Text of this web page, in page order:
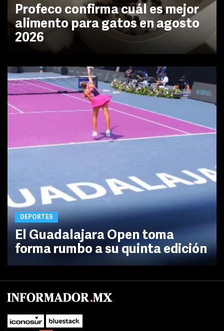
Profeco confirma cuál es mejor
alimento para gatos en agosto
2026
DEPORTES
El Guadalajara Open toma
forma rumbo a su quinta edición